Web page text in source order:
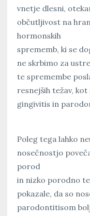
vnetje dlesni,
občutljivost na
hormonskih
sprememb, ki se
ne skrbimo za
te spremembe
resnejših težav,
gingivitis in
Poleg tega lahko
nosečnostjo
porod
in nizko porodno
pokazale, da so
parodontitisom